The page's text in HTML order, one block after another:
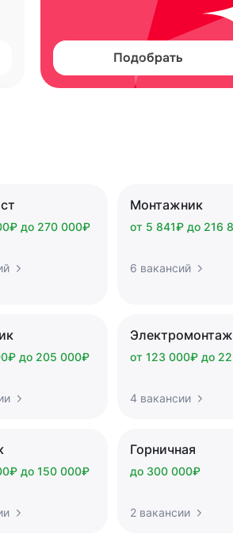
Подобрать
до 270 000₽
Монтажник
от 5 841₽ до 216
6 вакансий
до 205 000₽ от 123 000₽ до
4 вакансии
до 150 000₽
Горничная
до 300 000₽
2 вакансии